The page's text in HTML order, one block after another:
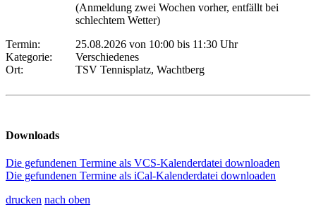
(Anmeldung zwei Wochen vorher, entfällt bei
schlechtem Wetter)
Termin:
25.08.2026 von 10:00 bis 11:30 Uhr
Kategorie:
Verschiedenes
Ort:
TSV Tennisplatz, Wachtberg
Downloads
Die gefundenen Termine als VCS-Kalenderdatei downloaden
Die gefundenen Termine als iCal-Kalenderdatei downloaden
drucken nach oben